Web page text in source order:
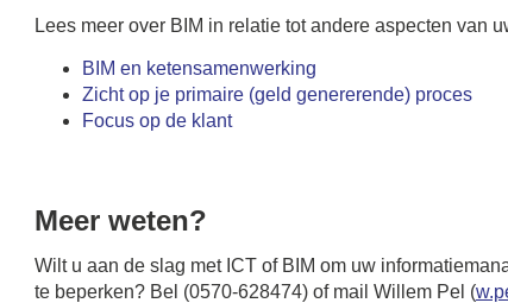
Lees meer over BIM in relatie tot andere aspecten van
BIM en ketensamenwerking
Zicht op je primaire (geld genererende) proces
Focus op de klant
Meer weten?
Wilt u aan de slag met ICT of BIM om uw
te beperken? Bel (0570-628474) of mail Willem Pel (